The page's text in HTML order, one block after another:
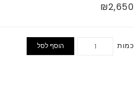
₪2,650
כמות הוסף לסל